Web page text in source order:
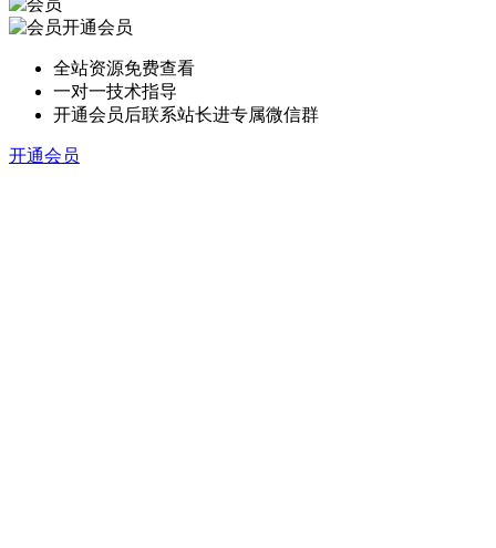
开通会员
全站资源免费查看
一对一技术指导
开通会员后联系站长进专属微信群
开通会员